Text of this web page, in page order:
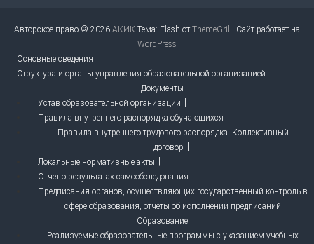
Авторское право © 2026 АКИК Тема: Flash отThemeGrill . Сайт работает на
WordPress
Основные сведения
Структура и органы управления образовательной организацией
Документы
Устав образовательной организации
Правила внутреннего распорядка обучающихся
Правила внутреннего трудового распорядка. Коллективный
договор
Локальные нормативные акты
Отчет о результатах самообследования
Предписания органов, осуществляющих государственный контроль в
сфере образования, отчеты об исполнении предписаний
Образование
Реализуемые образовательные программы с указанием учебных